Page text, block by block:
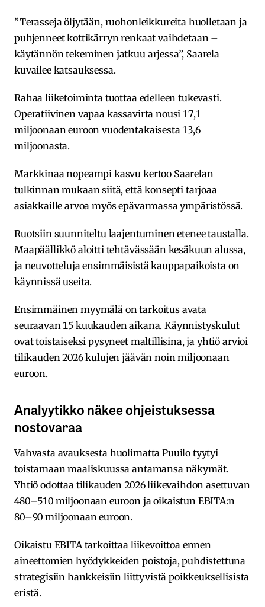
”Terasseja öljytään, ruohonleikkureita huolletaan ja
puhjenneet kottikärryn renkaat vaihdetaan –
käytännön tekeminen jatkuu arjessa”, Saarela
kuvailee katsauksessa.
Rahaa liiketoiminta tuottaa edelleen tukevasti.
Operatiivinen vapaa kassavirta nousi 17,1
miljoonaan euroon vuodentakaisesta 13,6
miljoonasta.
Markkinaa nopeampi kasvu kertoo Saarelan
tulkinnan mukaan siitä, että konsepti tarjoaa
asiakkaille arvoa myös epävarmassa ympäristössä.
Ruotsiin suunniteltu laajentuminen etenee taustalla.
Maapäällikkö aloitti tehtävässään kesäkuun alussa,
ja neuvotteluja ensimmäisistä kauppapaikoista on
käynnissä useita.
Ensimmäinen myymälä on tarkoitus avata
seuraavan 15 kuukauden aikana. Käynnistyskulut
ovat toistaiseksi pysyneet maltillisina, ja yhtiö arvioi
tilikauden 2026 kulujen jäävän noin miljoonaan
euroon.
Analyytikko näkee ohjeistuksessa
nostovaraa
Vahvasta avauksesta huolimatta Puuilo tyytyi
toistamaan maaliskuussa antamansa näkymät.
Yhtiö odottaa tilikauden 2026 liikevaihdon asettuvan
480–510 miljoonaan euroon ja oikaistun EBITA:n
80–90 miljoonaan euroon.
Oikaistu EBITA tarkoittaa liikevoittoa ennen
aineettomien hyödykkeiden poistoja, puhdistettuna
strategisiin hankkeisiin liittyvistä poikkeuksellisista
eristä.